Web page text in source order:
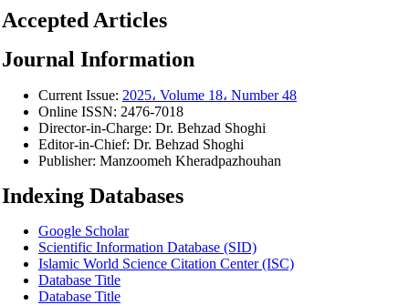
Accepted Articles
Journal Information
Current Issue: 2025، Volume 18، Number 48
Online ISSN: 2476-7018
Director-in-Charge: Dr. Behzad Shoghi
Editor-in-Chief: Dr. Behzad Shoghi
Publisher: Manzoomeh Kheradpazhouhan
Indexing Databases
Google Scholar
Scientific Information Database (SID)
Islamic World Science Citation Center (ISC)
Database Title
Database Title